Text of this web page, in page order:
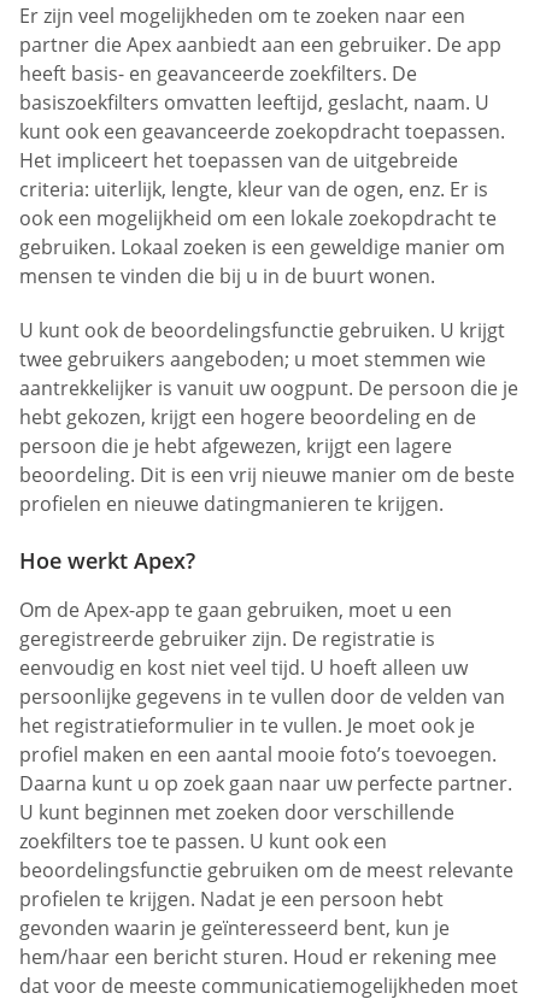
Er zijn veel mogelijkheden om te zoeken naar een
partner die Apex aanbiedt aan een gebruiker. De app
heeft basis- en geavanceerde zoekfilters. De
basiszoekfilters omvatten leeftijd, geslacht, naam. U
kunt ook een geavanceerde zoekopdracht toepassen.
Het impliceert het toepassen van de uitgebreide
criteria: uiterlijk, lengte, kleur van de ogen, enz. Er is
ook een mogelijkheid om een lokale zoekopdracht te
gebruiken. Lokaal zoeken is een geweldige manier om
mensen te vinden die bij u in de buurt wonen.
U kunt ook de beoordelingsfunctie gebruiken. U krijgt
twee gebruikers aangeboden; u moet stemmen wie
aantrekkelijker is vanuit uw oogpunt. De persoon die je
hebt gekozen, krijgt een hogere beoordeling en de
persoon die je hebt afgewezen, krijgt een lagere
beoordeling. Dit is een vrij nieuwe manier om de beste
profielen en nieuwe datingmanieren te krijgen.
Hoe werkt Apex?
Om de Apex-app te gaan gebruiken, moet u een
geregistreerde gebruiker zijn. De registratie is
eenvoudig en kost niet veel tijd. U hoeft alleen uw
persoonlijke gegevens in te vullen door de velden van
het registratieformulier in te vullen. Je moet ook je
profiel maken en een aantal mooie foto’s toevoegen.
Daarna kunt u op zoek gaan naar uw perfecte partner.
U kunt beginnen met zoeken door verschillende
zoekfilters toe te passen. U kunt ook een
beoordelingsfunctie gebruiken om de meest relevante
profielen te krijgen. Nadat je een persoon hebt
gevonden waarin je geïnteresseerd bent, kun je
hem/haar een bericht sturen. Houd er rekening mee
dat voor de meeste communicatiemogelijkheden moet